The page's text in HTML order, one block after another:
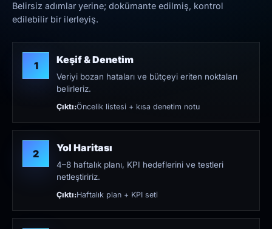
Belirsiz adımlar yerine; dokümante edilmiş, kontrol
edilebilir bir ilerleyiş.
1 Keşif & Denetim
Veriyi bozan hataları ve bütçeyi eriten noktaları
belirleriz.
Çıktı:Öncelik listesi + kısa denetim notu
2 Yol Haritası
4–8 haftalık planı, KPI hedeflerini ve testleri
netleştiririz.
Çıktı:Haftalık plan + KPI seti